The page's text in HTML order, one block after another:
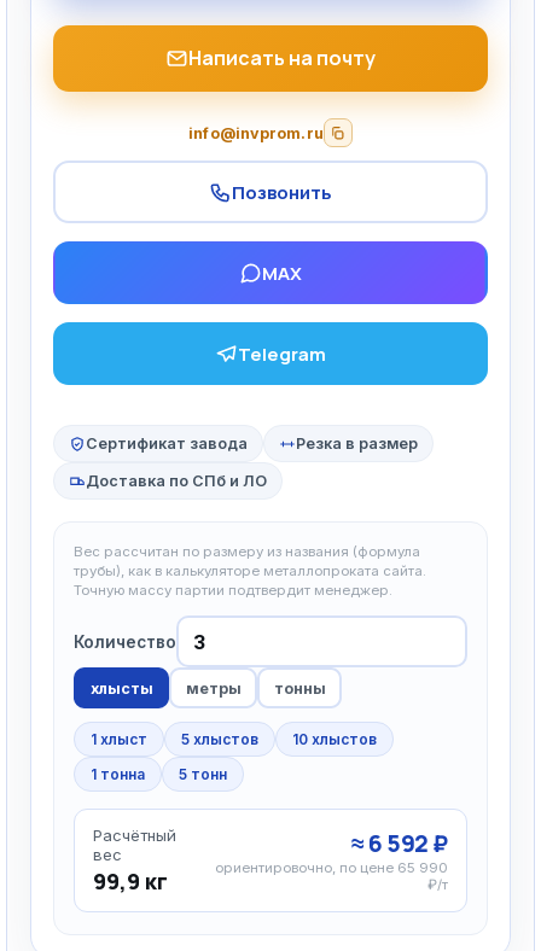
Написать на почту
info@invprom.ru
Позвонить
MAX
Telegram
Сертификат завода Резка в размер
Доставка по СПб и ЛО
Вес рассчитан по размеру из названия (формула
трубы), как в калькуляторе металлопроката сайта.
Точную массу партии подтвердит менеджер.
Количество
хлысты метры тонны
1 хлыст 5 хлыстов
10 хлыстов
1 тонна
5 тонн
Расчётный
вес
99,9 кг
≈ 6 592 ₽
ориентировочно, по цене 65 990
₽/т